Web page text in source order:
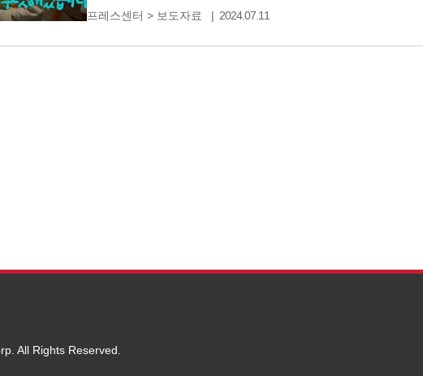
지난해 10월 시작된 이 채널은 약 10개월 동안 65개의
프레스센터 > 보도자료 2024.07.11
All Rights Reserved.